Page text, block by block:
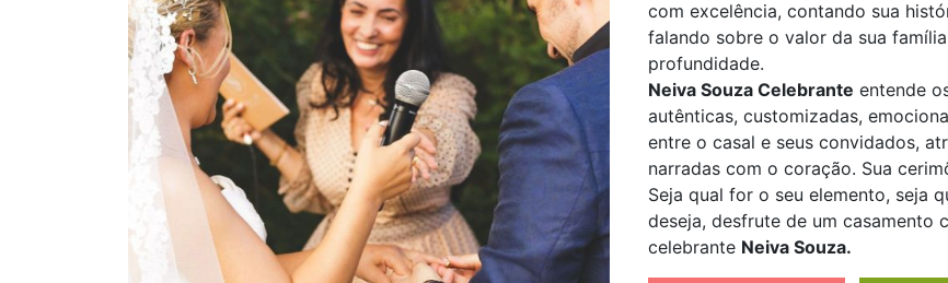
com excelência, contando sua
falando sobre o valor da sua
profundidade.
Neiva Souza Celebrante entende
autênticas, customizadas,
entre o casal e seus convidados,
narradas com o coração. Sua
Seja qual for o seu elemento, seja
deseja, desfrute de um casamento
celebrante Neiva Souza.